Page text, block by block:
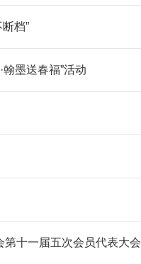
档”
墨送春福”活动
十一届五次会员代表大会